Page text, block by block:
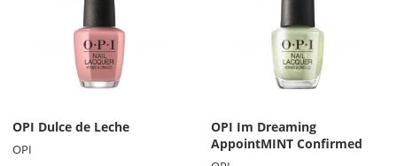
OPI Dulce de Leche
OPI
OPI Im Dreaming
AppointMINT Confirmed